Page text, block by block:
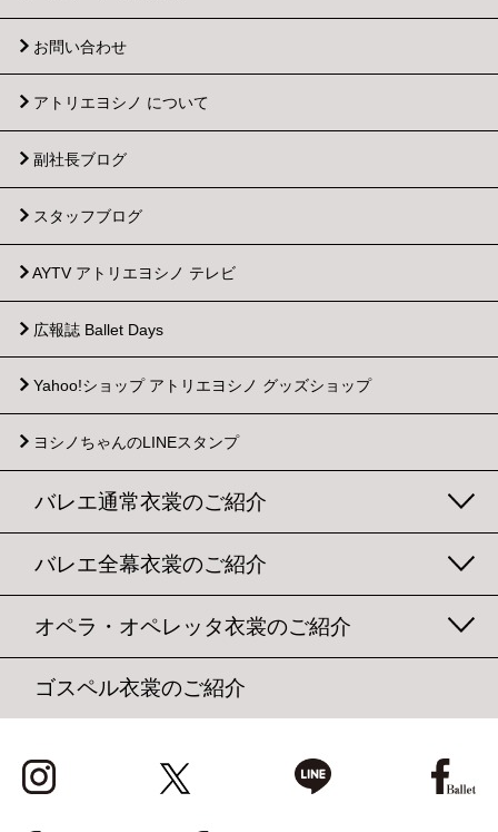
お問い合わせ
アトリエヨシノ について
副社長ブログ
スタッフブログ
AYTV アトリエヨシノ テレビ
広報誌 Ballet Days
Yahoo!ショップ アトリエヨシノ グッズショップ
ヨシノちゃんのLINEスタンプ
バレエ通常衣裳のご紹介
バレエ全幕衣裳のご紹介
オペラ・オペレッタ衣裳のご紹介
ゴスペル衣裳のご紹介